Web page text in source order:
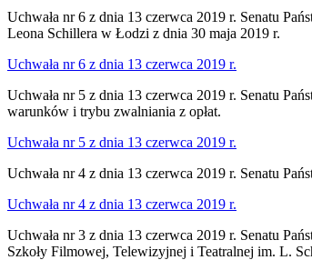
Uchwała nr 6 z dnia 13 czerwca 2019 r. Senatu
Leona Schillera w Łodzi z dnia 30 maja 2019 r.
Uchwała nr 6 z dnia 13 czerwca 2019 r.
Uchwała nr 5 z dnia 13 czerwca 2019 r. Senatu
warunków i trybu zwalniania z opłat.
Uchwała nr 5 z dnia 13 czerwca 2019 r.
Uchwała nr 4 z dnia 13 czerwca 2019 r. Senatu
Uchwała nr 4 z dnia 13 czerwca 2019 r.
Uchwała nr 3 z dnia 13 czerwca 2019 r. Senatu
Szkoły Filmowej, Telewizyjnej i Teatralnej im. L.